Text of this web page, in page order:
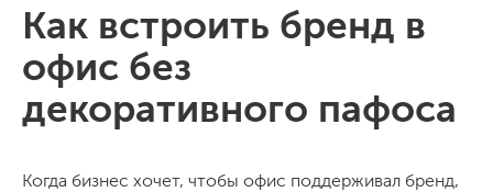
Как встроить бренд в
офис без
декоративного пафоса
Когда бизнес хочет, чтобы офис поддерживал бренд,